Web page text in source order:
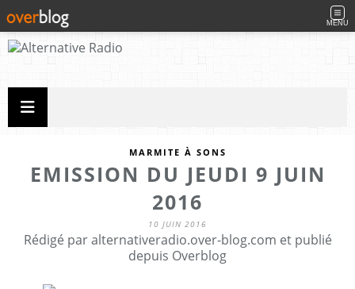
MENU
MARMITE À SONS
EMISSION DU JEUDI 9 JUIN
2016
10 JUIN 2016
Rédigé par alternativeradio.over-blog.com et publié
depuis Overblog